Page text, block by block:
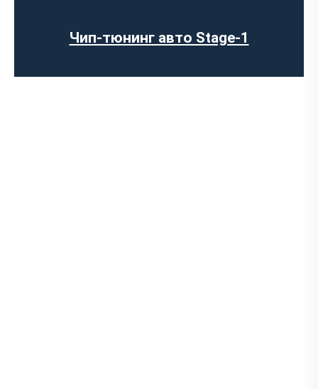
Чип-тюнинг авто Stage-1